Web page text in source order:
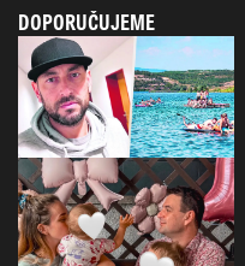
DOPORUČUJEME